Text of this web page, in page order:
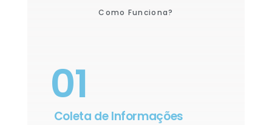
Como Funciona?
01
Coleta de Informações